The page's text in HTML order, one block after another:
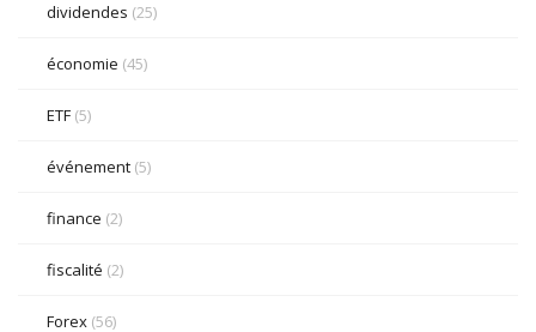
dividendes (25)
économie (45)
ETF (5)
événement (5)
finance (2)
fiscalité (2)
Forex (56)